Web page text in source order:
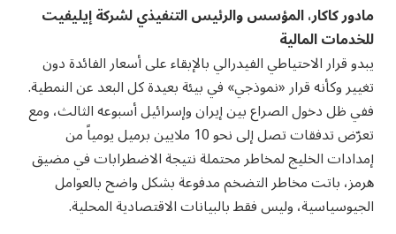
مادور كاكار، المؤسس والرئيس التنفيذي لشركة إيليفيت
للخدمات المالية
يبدو قرار الاحتياطي الفيدرالي بالإبقاء على أسعار الفائدة دون
تغيير وكأنه قرار «نموذجي» في بيئة بعيدة كل البعد عن النمطية.
ففي ظل دخول الصراع بين إيران وإسرائيل أسبوعه الثالث، ومع
تعرّض تدفقات تصل إلى نحو 10 ملايين برميل يومياً من
إمدادات الخليج لمخاطر محتملة نتيجة الاضطرابات في مضيق
هرمز، باتت مخاطر التضخم مدفوعة بشكل واضح بالعوامل
الجيوسياسية، وليس فقط بالبيانات الاقتصادية المحلية.